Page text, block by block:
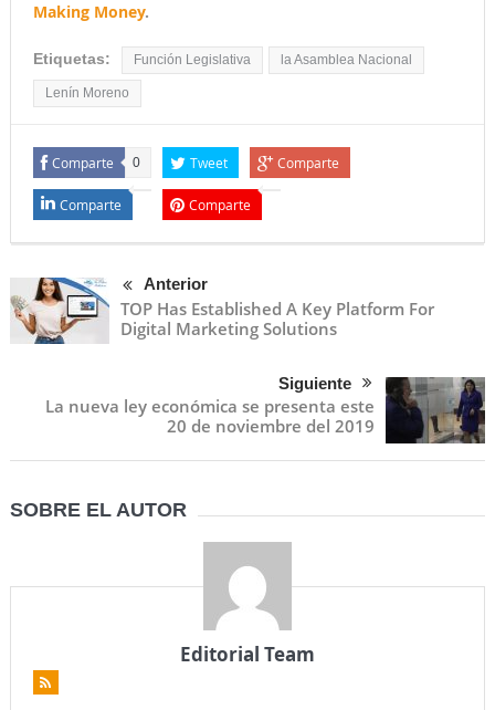
Making Money.
Etiquetas: Función Legislativa la Asamblea Nacional
Lenín Moreno
Comparte 0 Tweet Comparte
Comparte Comparte
Anterior
TOP Has Established A Key Platform For
Digital Marketing Solutions
Siguiente
La nueva ley económica se presenta este
20 de noviembre del 2019
SOBRE EL AUTOR
Editorial Team